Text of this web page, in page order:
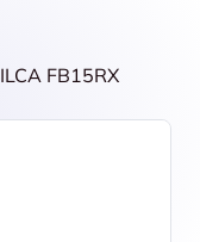
FB15RX